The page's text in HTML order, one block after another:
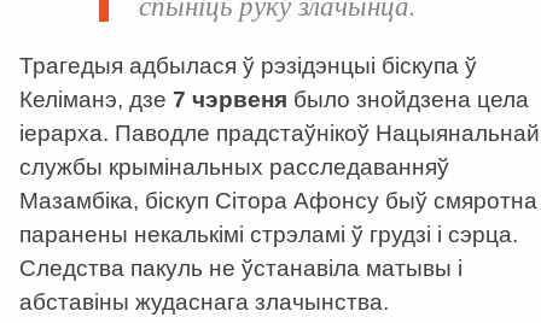
Трагедыя адбылася ў рэзідэнцыі біскупа ў
Келіманэ, дзе 7 чэрвеня было знойдзена цела
іерарха. Паводле прадстаўнікоў Нацыянальнай
службы крымінальных расследаванняў
Мазамбіка, біскуп Сітора Афонсу быў смяротна
паранены некалькімі стрэламі ў грудзі і сэрца.
Следства пакуль не ўстанавіла матывы і
абставіны жудаснага злачынства.